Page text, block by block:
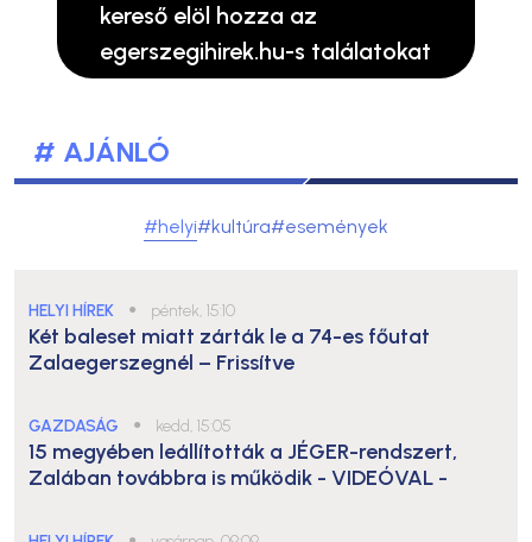
kereső elöl hozza az
egerszegihirek.hu-s találatokat
# AJÁNLÓ
#helyi#kultúra#események
HELYI HÍREK ● péntek, 15:10
Két baleset miatt zárták le a 74-es főutat
Zalaegerszegnél – Frissítve
GAZDASÁG ● kedd, 15:05
15 megyében leállították a JÉGER-rendszert,
Zalában továbbra is működik - VIDEÓVAL -